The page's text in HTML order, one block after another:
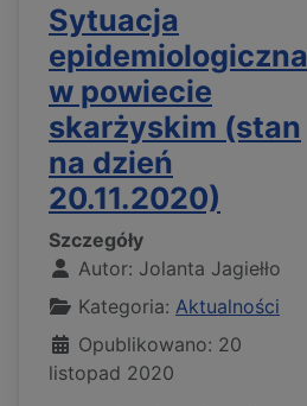
Sytuacja
epidemiologiczna
w powiecie
skarżyskim (stan
na dzień
20.11.2020)
Szczegóły
Autor: Jolanta Jagiełło
Kategoria: Aktualności
Opublikowano: 20
listopad 2020